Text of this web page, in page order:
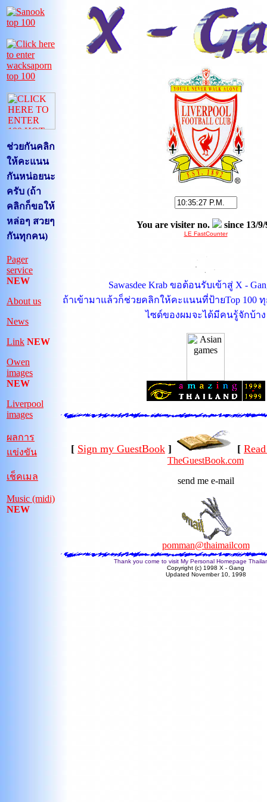
ช่วยกันคลิก
ให้คะแนน
กันหน่อยนะ
ครับ (ถ้า
คลิกก็ขอให้
หล่อๆ สวยๆ
กันทุกคน)
Pager
service
NEW
About us
News
Link NEW
Owen
images
NEW
Liverpool
images
ผลการ
แข่งขัน
เช็คเมล
Music (midi)
NEW
You are visiter no. since 13/9/
LE FastCounter
Sawasdee Krab ขอต้อนรับเข้าสู่ X -
ถ้าเข้ามาแล้วก็ช่วยคลิกให้คะแนนที่ป้ายTop 100 ทุ
ไซด์ของผมจะได้มีคนรู้จักบ้าง
[ Sign my GuestBook ] [
TheGuestBook.com
send me e-mail
pomman@thaimailcom
Thank you come to visit My Personal Homepage
Copyright (c) 1998 X - Gang
Updated November 10, 1998